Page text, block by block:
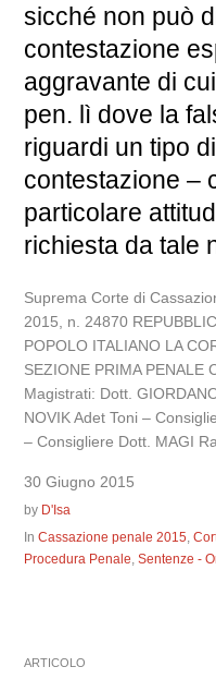
sicché non può
contestazione
aggravante di
pen. lì dove la
riguardi un tipo
contestazione –
particolare
richiesta da tale
Suprema Corte di
2015, n. 24870
POPOLO ITALIANO LA
SEZIONE PRIMA PENALE
Magistrati: Dott.
NOVIK Adet Toni –
– Consigliere Dott. MAGI
30 Giugno 2015
by D'Isa
InCassazione penale 2015,
Procedura Penale,Sentenze -
ARTICOLO